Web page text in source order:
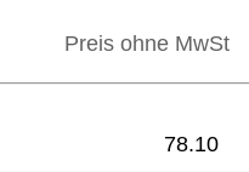
Preis ohne MwSt
78.10